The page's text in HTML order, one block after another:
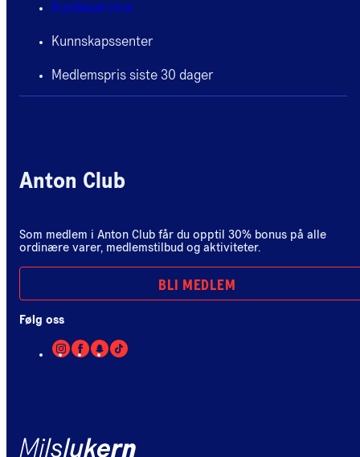
Kundeservice
Kunnskapssenter
Medlemspris siste 30 dager
Anton Club
Som medlem i Anton Club får du opptil 30% bonus på alle
ordinære varer, medlemstilbud og aktiviteter.
BLI MEDLEM
Følg oss